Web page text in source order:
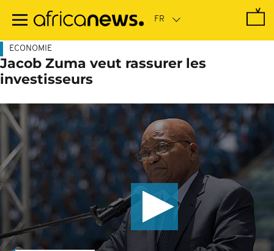
contenu
ECONOMIE
Jacob Zuma veut rassurer les
investisseurs